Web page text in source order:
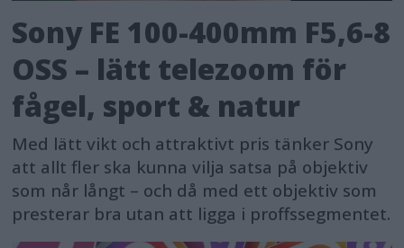
compositions. The ability to import
any four graphics, then scroll between
them makes our jobs easier and
results better than ever before," says
John Rak, member of the School
Photographers Association of
California (SPAC).
Not only can this be utilized as
Sony FE 100-400mm F5,6-8
OSS – lätt telezoom för
fågel, sport & natur
Med lätt vikt och attraktivt pris tänker Sony
att allt fler ska kunna vilja satsa på objektiv
som når långt – och då med ett objektiv som
presterar bra utan att ligga i proffssegmentet.